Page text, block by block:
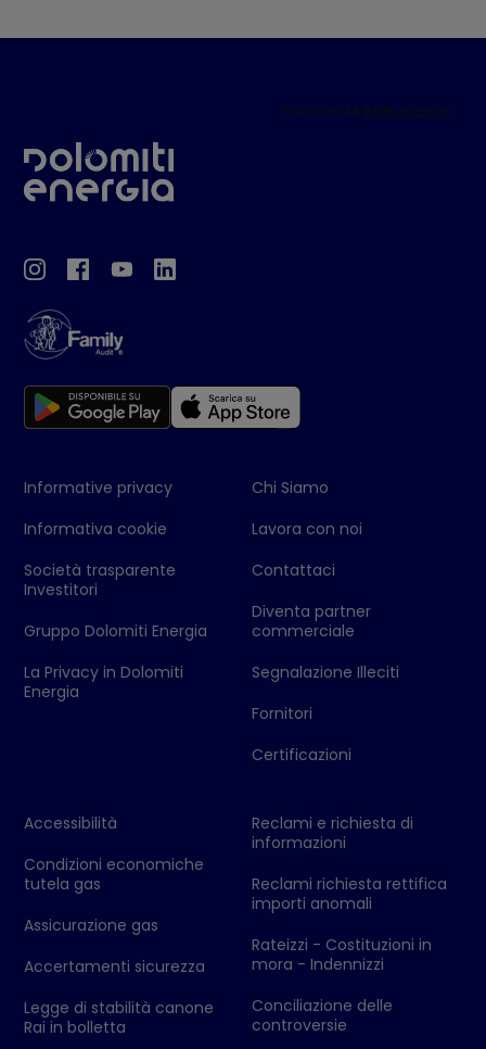
Informative privacy
Informativa cookie
Società trasparente
Investitori
Gruppo Dolomiti Energia
La Privacy in Dolomiti
Energia
Chi Siamo
Lavora con noi
Contattaci
Diventa partner
commerciale
Segnalazione Illeciti
Fornitori
Certificazioni
Accessibilità
Condizioni economiche
tutela gas
Assicurazione gas
Accertamenti sicurezza
Legge di stabilità canone
Rai in bolletta
Reclami e richiesta di
informazioni
Reclami richiesta rettifica
importi anomali
Rateizzi - Costituzioni in
mora - Indennizzi
Conciliazione delle
controversie